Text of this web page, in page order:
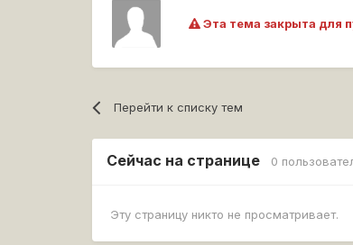
Эта тема закрыта для
Перейти к списку тем
Сейчас на странице 0
Эту страницу никто не просматривает.